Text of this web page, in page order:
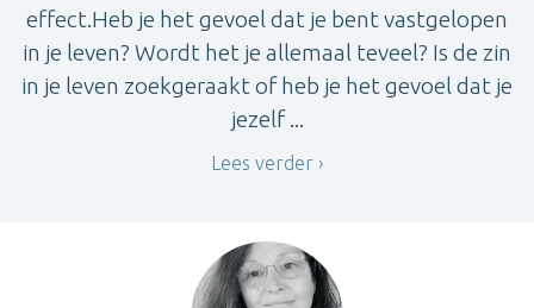
effect.Heb je het gevoel dat je bent vastgelopen
in je leven? Wordt het je allemaal teveel? Is de zin
in je leven zoekgeraakt of heb je het gevoel dat je
jezelf ...
Lees verder